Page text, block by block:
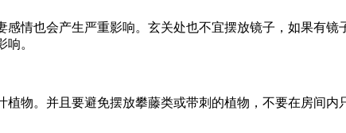
情也会产生严重影响。玄关处也不宜摆放镜子，如果有镜
。
物。并且要避免摆放攀藤类或带刺的植物，不要在房间